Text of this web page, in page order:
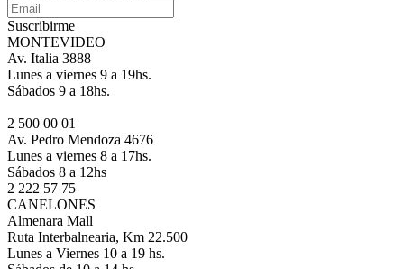
Suscribirme
MONTEVIDEO
Av. Italia 3888
Lunes a viernes 9 a 19hs.
Sábados 9 a 18hs.
2 500 00 01
Av. Pedro Mendoza 4676
Lunes a viernes 8 a 17hs.
Sábados 8 a 12hs
2 222 57 75
CANELONES
Almenara Mall
Ruta Interbalnearia, Km 22.500
Lunes a Viernes 10 a 19 hs.